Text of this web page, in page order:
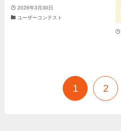
2026年3月30日
ユーザーコンテスト
1 2